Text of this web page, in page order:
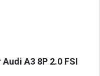
A3 8P 2.0 FSI